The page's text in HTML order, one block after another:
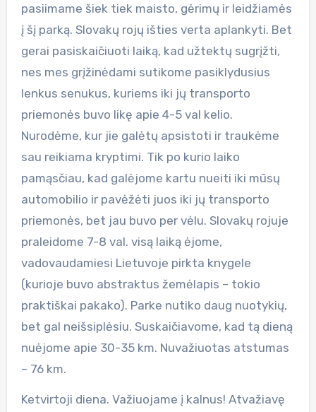
pasiimame šiek tiek maisto, gėrimų ir leidžiamės
į šį parką. Slovakų rojų išties verta aplankyti. Bet
gerai pasiskaičiuoti laiką, kad užtektų sugrįžti,
nes mes grįžinėdami sutikome pasiklydusius
lenkus senukus, kuriems iki jų transporto
priemonės buvo likę apie 4-5 val kelio.
Nurodėme, kur jie galėtų apsistoti ir traukėme
sau reikiama kryptimi. Tik po kurio laiko
pamąsčiau, kad galėjome kartu nueiti iki mūsų
automobilio ir pavėžėti juos iki jų transporto
priemonės, bet jau buvo per vėlu. Slovakų rojuje
praleidome 7-8 val. visą laiką ėjome,
vadovaudamiesi Lietuvoje pirkta knygele
(kurioje buvo abstraktus žemėlapis – tokio
praktiškai pakako). Parke nutiko daug nuotykių,
bet gal neišsiplėsiu. Suskaičiavome, kad tą dieną
nuėjome apie 30-35 km. Nuvažiuotas atstumas
– 76 km.
Ketvirtoji diena. Važiuojame į kalnus! Atvažiavę